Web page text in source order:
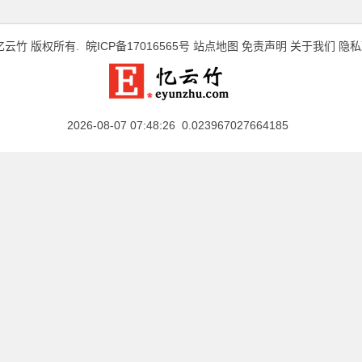
云竹 版权所有. 皖ICP备17016565号 站点地图 免责声明 关于我们 隐
2026-08-07 07:48:26 0.023967027664185